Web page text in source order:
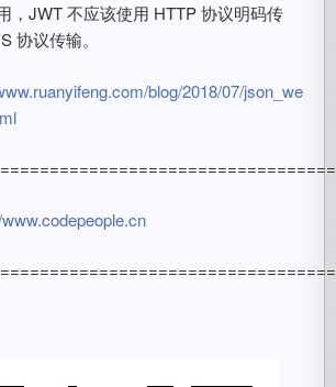
，JWT 不应该使用 HTTP 协议明码传
协议传输。
blog/2018/07/json_we